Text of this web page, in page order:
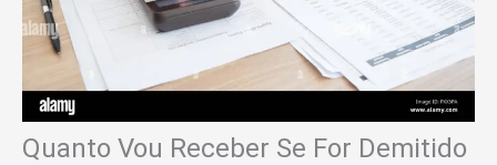
Quanto Vou Receber Se For Demitido